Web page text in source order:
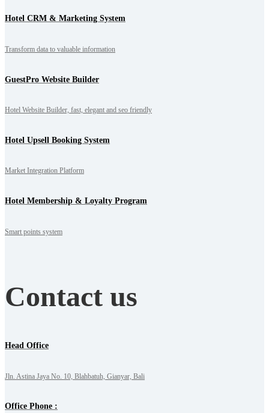
Hotel CRM & Marketing System
Transform data to valuable information
GuestPro Website Builder
Hotel Website Builder, fast, elegant and seo friendly
Hotel Upsell Booking System
Market Integration Platform
Hotel Membership & Loyalty Program
Smart points system
Contact us
Head Office
Jln. Astina Jaya No. 10, Blahbatuh, Gianyar, Bali
Office Phone :